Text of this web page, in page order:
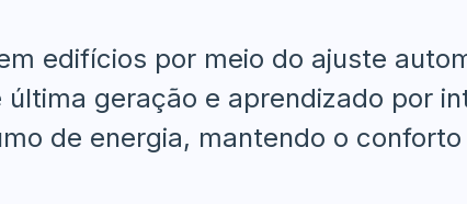
edifícios por meio do ajuste
geração e aprendizado por
de energia, mantendo o